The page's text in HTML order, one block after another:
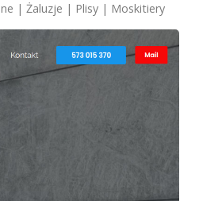
| Żaluzje | Plisy | Moskitiery